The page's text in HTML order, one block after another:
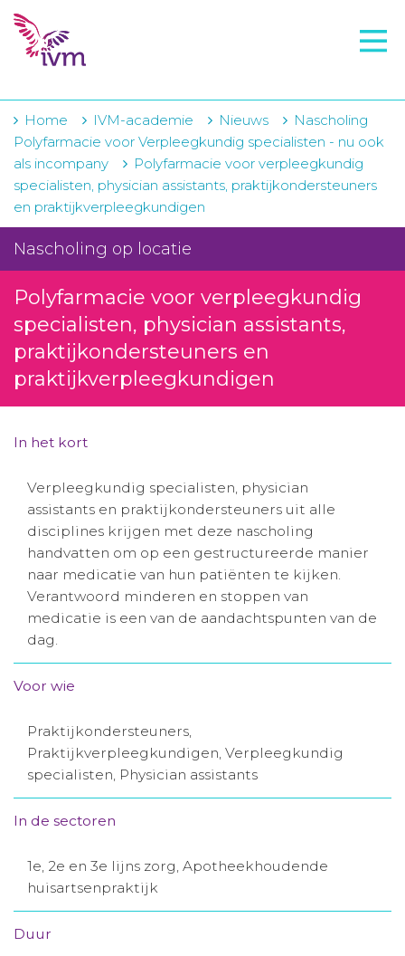
VMI
IVM-academie
Zorginstellingen
Voorschrijfgedrag
Projecten
Over IVM
Actueel
Contact
Winkelwagentje
Inloggen
Toegang leeromgeving
Home IVM-academie Nieuws
Nascholing
Polyfarmacie voor Verpleegkundig specialisten - nu ook
als incompany
Polyfarmacie voor verpleegkundig
specialisten, physician assistants, praktijkondersteuners
en praktijkverpleegkundigen
Nascholing op locatie
Polyfarmacie voor verpleegkundig
specialisten, physician assistants,
praktijkondersteuners en
praktijkverpleegkundigen
In het kort
Verpleegkundig specialisten, physician
assistants en praktijkondersteuners uit alle
disciplines krijgen met deze nascholing
handvatten om op een gestructureerde manier
naar medicatie van hun patiënten te kijken.
Verantwoord minderen en stoppen van
medicatie is een van de aandachtspunten van de
dag.
Voor wie
Praktijkondersteuners,
Praktijkverpleegkundigen, Verpleegkundig
specialisten, Physician assistants
In de sectoren
1e, 2e en 3e lijns zorg, Apotheekhoudende
huisartsenpraktijk
Duur